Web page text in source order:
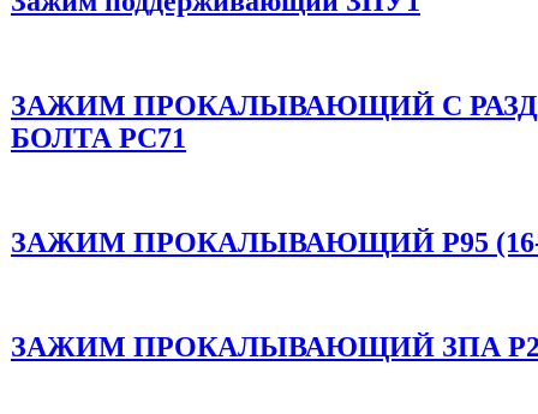
ЗАЖИМ ПРОКАЛЫВАЮЩИЙ C
БОЛТА PC71
ЗАЖИМ ПРОКАЛЫВАЮЩИЙ P95 (16-
ЗАЖИМ ПРОКАЛЫВАЮЩИЙ ЗПА